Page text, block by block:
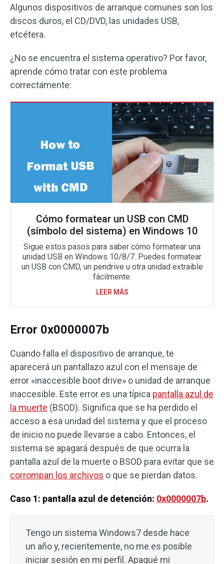
Algunos dispositivos de arranque comunes son los
discos duros, el CD/DVD, las unidades USB,
etcétera.
¿No se encuentra el sistema operativo? Por favor,
aprende cómo tratar con este problema
correctamente:
Cómo formatear un USB con CMD
(símbolo del sistema) en Windows 10
Sigue estos pasos para saber cómo formatear una
unidad USB en Windows 10/8/7. Puedes formatear
un USB con CMD, un pendrive u otra unidad extraible
fácilmente.
LEER MÁS
Error 0x0000007b
Cuando falla el dispositivo de arranque, te
aparecerá un pantallazo azul con el mensaje de
error «inaccesible boot drive» o unidad de arranque
inaccesible. Este error es una típica pantalla azul de
la muerte (BSOD). Significa que se ha perdido el
acceso a esa unidad del sistema y que el proceso
de inicio no puede llevarse a cabo. Entonces, el
sistema se apagará después de que ocurra la
pantalla azul de la muerte o BSOD para evitar que se
corrompan los archivos o que se pierdan datos.
Caso 1: pantalla azul de detención: 0x0000007b.
Tengo un sistema Windows7 desde hace
un año y, recientemente, no me es posible
iniciar sesión en mi perfil. Apagué mi